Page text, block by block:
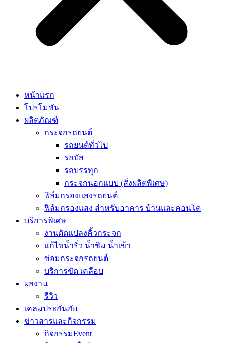
หน้าแรก
โปรโมชัน
ผลิตภัณฑ์
กระจกรถยนต์
รถยนต์ทั่วไป
รถบัส
รถบรรทุก
กระจกนอกแบบ (สั่งผลิตพิเศษ)
ฟิล์มกรองแสงรถยนต์
ฟิล์มกรองแสง สำหรับอาคาร บ้านและคอนโด
บริการพิเศษ
งานดัดแปลงคิ้วกระจก
แก้ไขน้ำรั่ว น้ำซึม น้ำเข้า
ซ่อมกระจกรถยนต์
บริการขัด เคลือบ
ผลงาน
รีวิว
เคลมประกันภัย
ข่าวสารและกิจกรรม
กิจกรรมEvent